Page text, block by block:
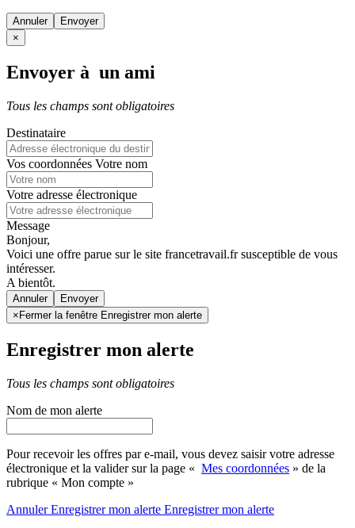
Annuler
×
Envoyer à un ami
Tous les champs sont obligatoires
Destinataire
Vos coordonnées Votre nom
Votre adresse électronique
Message
Bonjour,
Voici une offre parue sur le site francetravail.fr susceptible de vous
intéresser.
A bientôt.
Annuler
× Fermer la fenêtre Enregistrer mon alerte
Enregistrer mon alerte
Tous les champs sont obligatoires
Nom de mon alerte
Pour recevoir les offres par e-mail, vous devez saisir votre adresse
électronique et la valider sur la page « Mes coordonnées » de la
rubrique « Mon compte »
AnnulerEnregistrer mon alerte Enregistrermon alerte